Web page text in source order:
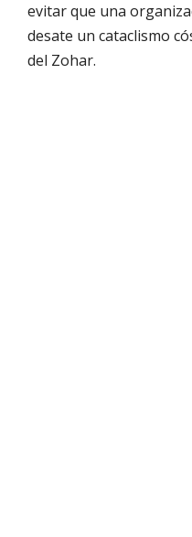
evitar que una
desate un cataclismo
del Zohar.